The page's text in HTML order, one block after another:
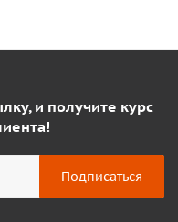
и получите курс